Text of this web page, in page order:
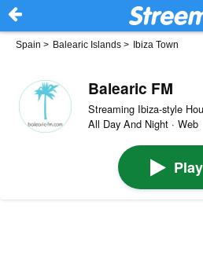
Spain > Balearic Islands > Ibiza Town
Balearic FM
Streaming Ibiza-style
All Day And Night · Web
Play